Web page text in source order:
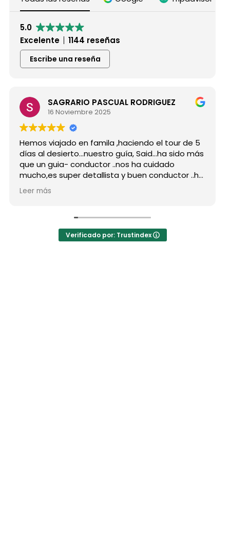
5.0
Excelente
1144 reseñas
Escribe una reseña
SAGRARIO PASCUAL RODRIGUEZ
16 Noviembre 2025
viajado en famila ,haciendo el tour de 5
al desierto...nuestro guía, Said...ha sido más
un guia- conductor ..nos ha cuidado
super detallista y buen conductor ..ha
atento a todas nuestras peticiones y
enseñado muchos lugares
Said.
cuanto a la agencia,..súper agradecida a Mila
más
Verificado por: Trustindex